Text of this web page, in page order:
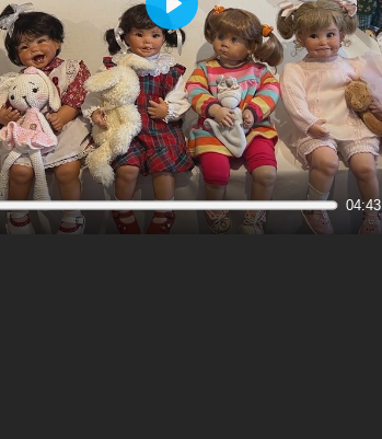
04:43
Play